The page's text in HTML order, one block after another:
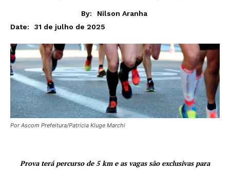
By:
Nilson Aranha
Date:
31 de julho de 2025
Por Ascom Prefeitura/Patrícia Kluge Marchi
Prova terá percurso de 5 km e as vagas são exclusivas para